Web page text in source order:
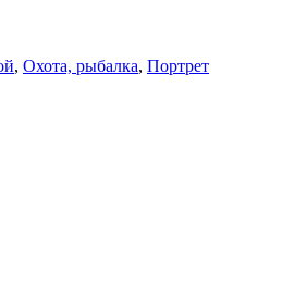
, Охота, рыбалка, Портрет